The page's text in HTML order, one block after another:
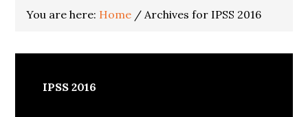
You are here: Home / Archives for IPSS 2016
IPSS 2016